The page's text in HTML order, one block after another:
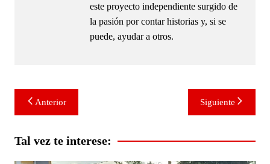
este proyecto independiente surgido de
la pasión por contar historias y, si se
puede, ayudar a otros.
Navegación
de
entradas
Anterior Siguiente
Tal vez te interese: